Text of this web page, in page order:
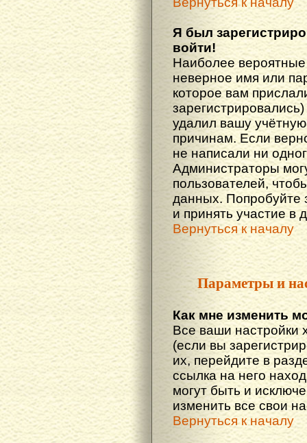
Я был
войти!
Наиболее
неверное имя или
которое вам
удалил вашу
причинам. Если
не написали ни
Администраторы
пользователей,
данных. Попробуйте
и принять участие в
Вернуться к началу
Параметры и
Как мне изменить
Все ваши настройки
(если вы
их, перейдите в
ссылка на него
могут быть и
изменить все свои
Вернуться к началу